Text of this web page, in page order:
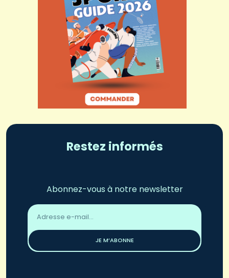
Restez informés
Abonnez-vous à notre newsletter
Adresse
email
JE M’ABONNE